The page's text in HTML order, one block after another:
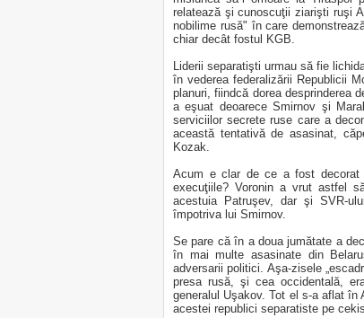
relatează şi cunoscuţii ziarişti ruşi
nobilime rusă" în care
chiar decât fostul KGB.
Liderii separatişti urmau să fie
în vederea federalizării Republicii
planuri, fiindcă dorea desprinderea
a eşuat deoarece Smirnov şi
serviciilor secrete ruse care a
această tentativă de asasinat,
Kozak.
Acum e clar de ce a fost decorat
execuţiile? Voronin a vrut astfel
acestuia Patruşev, dar şi SVR-
împotriva lui Smirnov.
Se pare că în a doua jumătate a
în mai multe asasinate din
adversarii politici. Aşa-zisele
presa rusă, şi cea occidentală,
generalul Uşakov. Tot el s-a aflat
acestei republici separatiste pe